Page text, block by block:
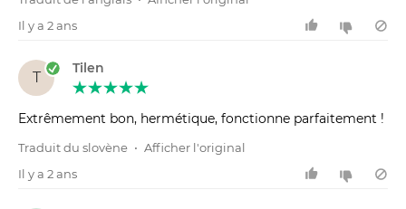
Il y a 2 ans
T
Tilen
Extrêmement bon, hermétique, fonctionne parfaitement !
Traduit du slovène • Afficher l'original
Il y a 2 ans